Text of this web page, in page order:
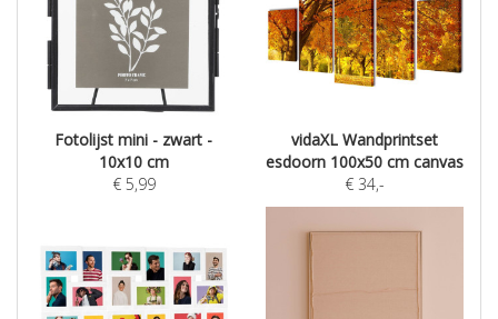
Fotolijst mini - zwart -
10x10 cm
€ 5,99
vidaXL Wandprintset
esdoorn 100x50 cm canvas
€ 34,-